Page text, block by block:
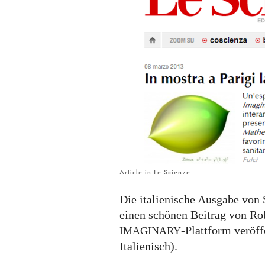
IMAGINARY-
Plattform
Article in Le Scienze
Die italienische Ausgabe
einen schönen Beitrag von
IMAGINARY-Plattform
Italienisch).